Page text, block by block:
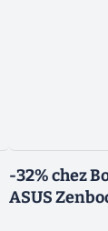
-32% chez
ASUS